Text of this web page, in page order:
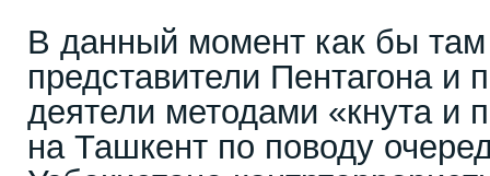
В данный момент как бы
представители Пентагона и
деятели методами «кнута и
на Ташкент по поводу